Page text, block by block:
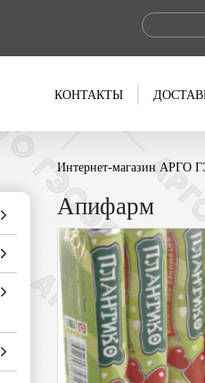
КОНТАКТЫ
Интернет-магазин АРГО
Апифарм